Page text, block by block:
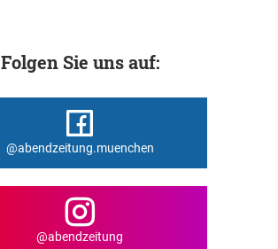
Folgen Sie uns auf:
@abendzeitung.muenchen
@abendzeitung